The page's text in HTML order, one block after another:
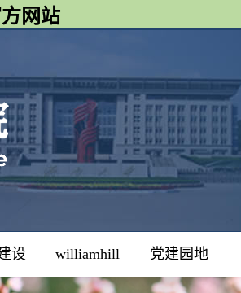
网站
设 williamhill 党建园地